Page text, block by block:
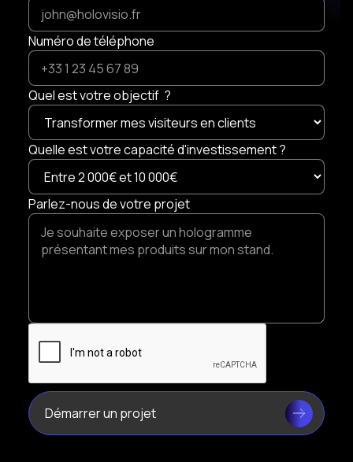
Numéro de téléphone
Quel est votre objectif ?
Quelle est votre capacité d'investissement ?
Parlez-nous de votre projet